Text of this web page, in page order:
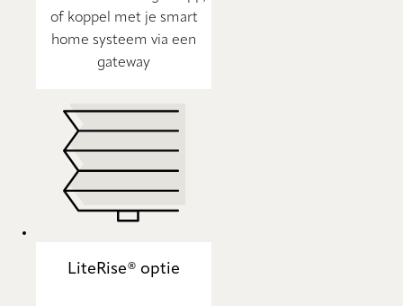
of koppel met je smart
home systeem via een
gateway
LiteRise® optie